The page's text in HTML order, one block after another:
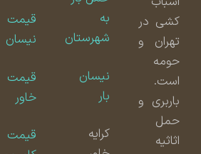
کشی در
تهران و
حومه
است.
باربری و
حمل
اثاثیه
شهرستان
نیسان
قیمت
نیسان
قیمت
قیمت